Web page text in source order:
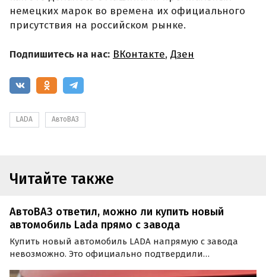
немецких марок во времена их официального
присутствия на российском рынке.
Подпишитесь на нас: ВКонтакте, Дзен
LADA АвтоВАЗ
Читайте также
АвтоВАЗ ответил, можно ли купить новый
автомобиль Lada прямо с завода
Купить новый автомобиль LADA напрямую с завода
невозможно. Это официально подтвердили